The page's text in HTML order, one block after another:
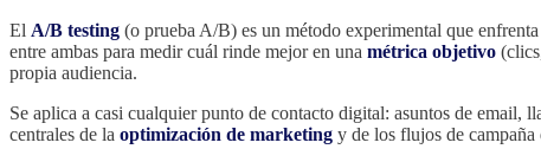
El A/B testing (o prueba A/B) es un método experimental que
entre ambas para medir cuál rinde mejor en una métrica objetivo
propia audiencia.
Se aplica a casi cualquier punto de contacto digital: asuntos de email,
centrales de la optimización de marketing y de los flujos de campaña